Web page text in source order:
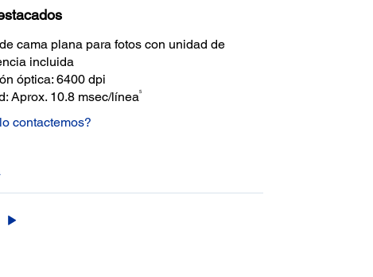
cama plana para fotos con unidad de
incluida
óptica: 6400 dpi
Aprox. 10.8 msec/línea5
contactemos?